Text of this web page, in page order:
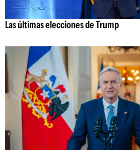
Las últimas elecciones de Trump